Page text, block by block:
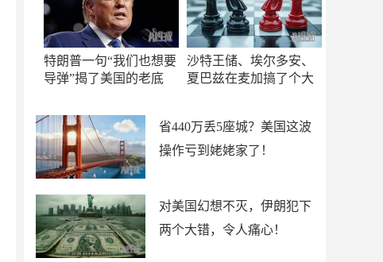
特朗普一句“我们也想要
导弹”揭了美国的老底
沙特王储、埃尔多安、
夏巴兹在麦加搞了个大
省440万丢5座城？美国这波
操作亏到姥姥家了！
对美国幻想不灭，伊朗犯下
两个大错，令人痛心！